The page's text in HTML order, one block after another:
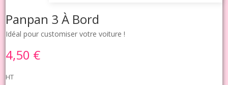
Panpan 3 À Bord
Idéal pour customiser votre voiture !
4,50 €
HT